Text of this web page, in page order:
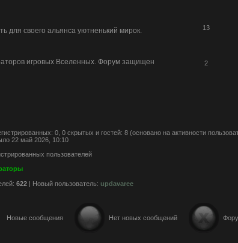
для своего альянса уютненький мирок. 13
игровых Вселенных. Форум защищен
2
0, 0 скрытых и гостей: 8 (основано на активности
22 май 2026, 10:10
пользователей
622 | Новый пользователь: updavaree
Новые сообщения Нет новых сообщений